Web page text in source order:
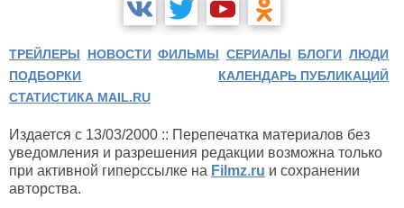
ТРЕЙЛЕРЫ НОВОСТИ ФИЛЬМЫ СЕРИАЛЫ БЛОГИ ЛЮДИ
ПОДБОРКИ
КАЛЕНДАРЬ ПУБЛИКАЦИЙ
СТАТИСТИКА MAIL.RU
Издается с 13/03/2000 :: Перепечатка материалов без
уведомления и разрешения редакции возможна только
при активной гиперссылке на Filmz.ru и сохранении
авторства.